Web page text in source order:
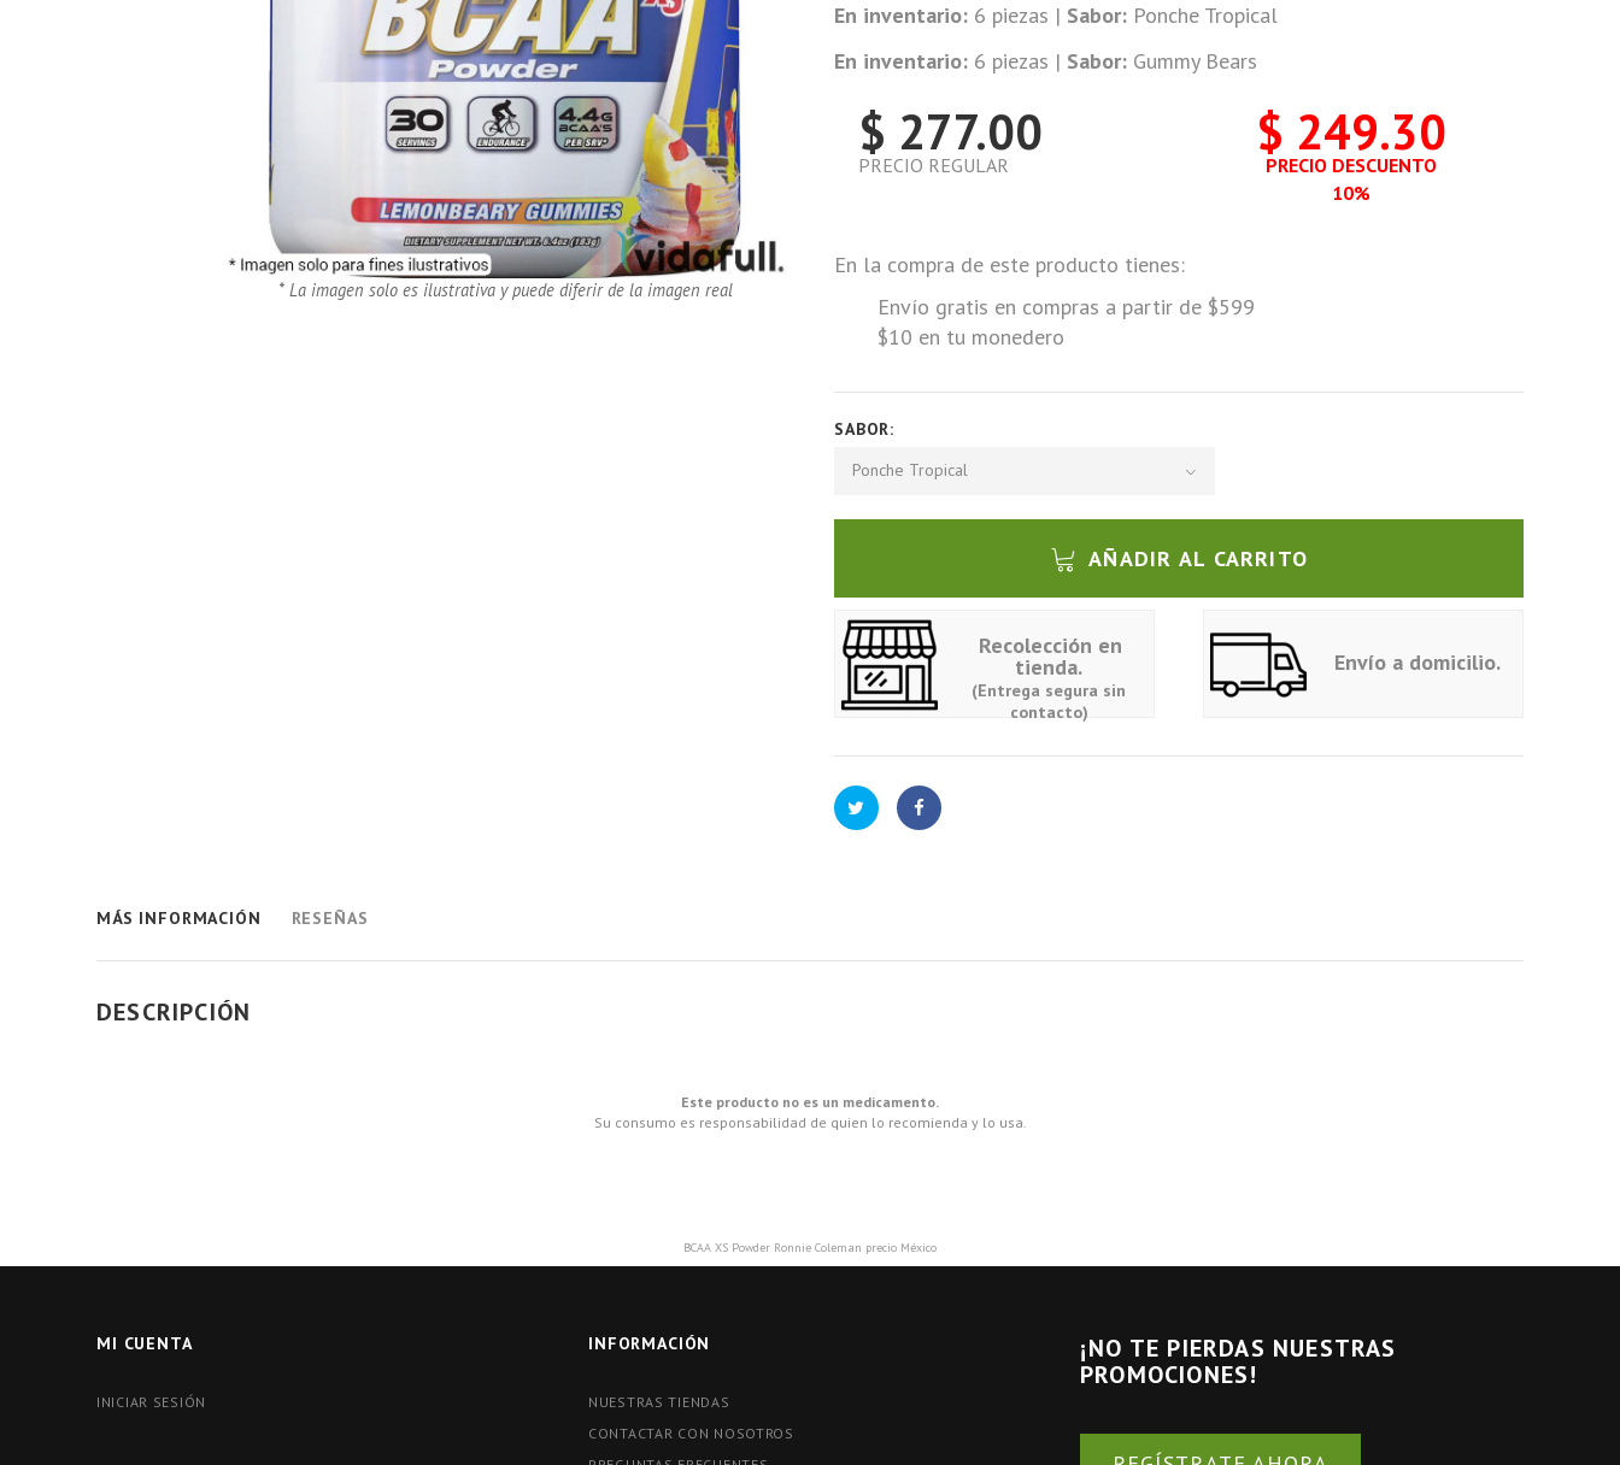
* La imagen solo es ilustrativa y puede diferir de la imagen real
En inventario: 6 piezas | Sabor: Ponche Tropical
En inventario: 6 piezas | Sabor: Gummy Bears
$ 277.00
PRECIO REGULAR
$ 249.30
PRECIO DESCUENTO
10%
En la compra de este producto tienes:
Envío gratis en compras a partir de $599
$10 en tu monedero
SABOR:
Ponche Tropical
AÑADIR AL CARRITO
Recolección en
tienda.
(Entrega segura sin
contacto)
Envío a domicilio.
MÁS INFORMACIÓN RESEÑAS
DESCRIPCIÓN
Este producto no es un medicamento.
Su consumo es responsabilidad de quien lo recomienda y lo usa.
BCAA XS Powder Ronnie Coleman precio México
MI CUENTA
INICIAR SESIÓN
INFORMACIÓN
NUESTRAS TIENDAS
CONTACTAR CON NOSOTROS
¡NO TE PIERDAS NUESTRAS
PROMOCIONES!